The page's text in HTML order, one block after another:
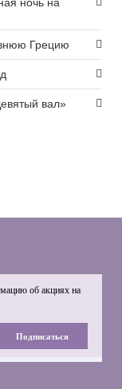
ночь на
Грецию
вал»
об акциях на
Подписаться